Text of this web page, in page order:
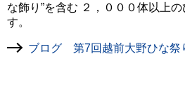
な飾り”を含む ２，０００体以上
す。
ブログ 第7回越前大野ひな祭